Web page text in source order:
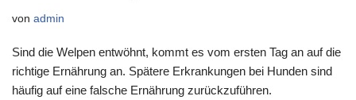
von admin
Sind die Welpen entwöhnt, kommt es vom ersten Tag an auf die
richtige Ernährung an. Spätere Erkrankungen bei Hunden sind
häufig auf eine falsche Ernährung zurückzuführen.